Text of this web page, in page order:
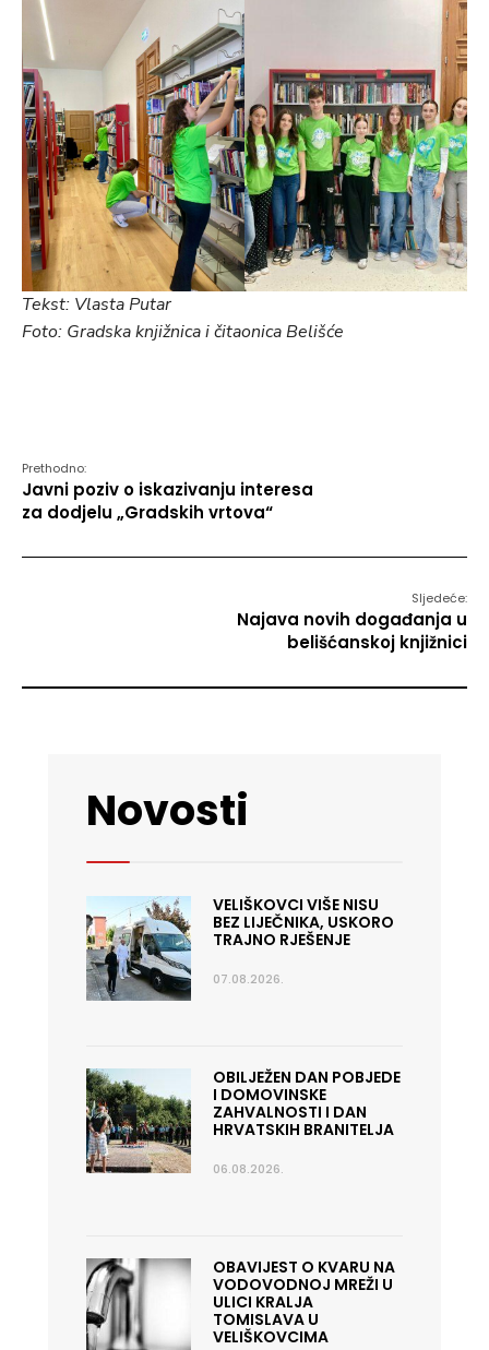
Tekst: Vlasta Putar
Foto: Gradska knjižnica i čitaonica Belišće
Prethodno:
Javni poziv o iskazivanju interesa
za dodjelu „Gradskih vrtova“
Sljedeće:
Najava novih događanja u
belišćanskoj knjižnici
Novosti
VELIŠKOVCI VIŠE NISU
BEZ LIJEČNIKA, USKORO
TRAJNO RJEŠENJE
07.08.2026.
OBILJEŽEN DAN POBJEDE
I DOMOVINSKE
ZAHVALNOSTI I DAN
HRVATSKIH BRANITELJA
06.08.2026.
OBAVIJEST O KVARU NA
VODOVODNOJ MREŽI U
ULICI KRALJA
TOMISLAVA U
VELIŠKOVCIMA